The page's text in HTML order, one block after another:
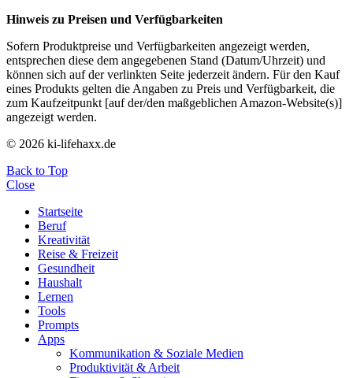
Hinweis zu Preisen und Verfügbarkeiten
Sofern Produktpreise und Verfügbarkeiten angezeigt werden,
entsprechen diese dem angegebenen Stand (Datum/Uhrzeit) und
können sich auf der verlinkten Seite jederzeit ändern. Für den Kauf
eines Produkts gelten die Angaben zu Preis und Verfügbarkeit, die
zum Kaufzeitpunkt [auf der/den maßgeblichen Amazon-Website(s)]
angezeigt werden.
© 2026 ki-lifehaxx.de
Back to Top
Close
Startseite
Beruf
Kreativität
Reise & Freizeit
Gesundheit
Haushalt
Lernen
Tools
Prompts
Apps
Kommunikation & Soziale Medien
Produktivität & Arbeit